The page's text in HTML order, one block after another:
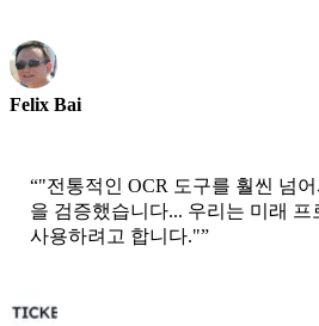
Felix Bai
“"전통적인 OCR 도구를 훨씬 넘어
을 검증했습니다... 우리는 미래
사용하려고 합니다."”